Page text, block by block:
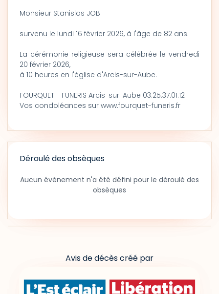
Monsieur Stanislas JOB
survenu le lundi 16 février 2026, à l'âge de 82 ans.
La cérémonie religieuse sera célébrée le vendredi
20 février 2026,
à 10 heures en l'église d'Arcis-sur-Aube.
FOURQUET - FUNERIS Arcis-sur-Aube 03.25.37.01.12
Vos condoléances sur www.fourquet-funeris.fr
Déroulé des obsèques
Aucun événement n'a été défini pour le déroulé des
obsèques
Avis de décès créé par